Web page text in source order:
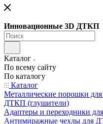
Инновационные 3D ДТКП
Каталог
По всему сайту
По каталогу
Каталог
Металлические порошки
ДТКП (глушители)
Адаптеры и переходники
Антимиражные чехлы для